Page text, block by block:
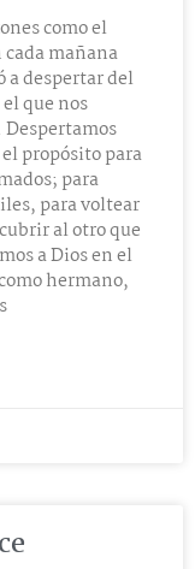
como el
cada mañana
a despertar del
que nos
propósito para
para
para voltear
al otro que
a Dios en el
hermano,